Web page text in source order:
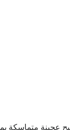
عجينة متماسكة